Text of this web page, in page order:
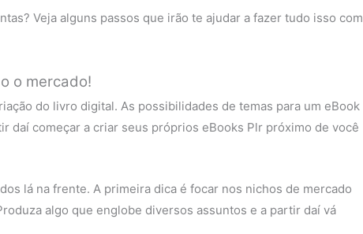
Veja alguns passos que irão te ajudar a fazer tudo isso com
o mercado!
do livro digital. As possibilidades de temas para um eBook
daí começar a criar seus próprios eBooks Plr próximo de você
lá na frente. A primeira dica é focar nos nichos de mercado
algo que englobe diversos assuntos e a partir daí vá